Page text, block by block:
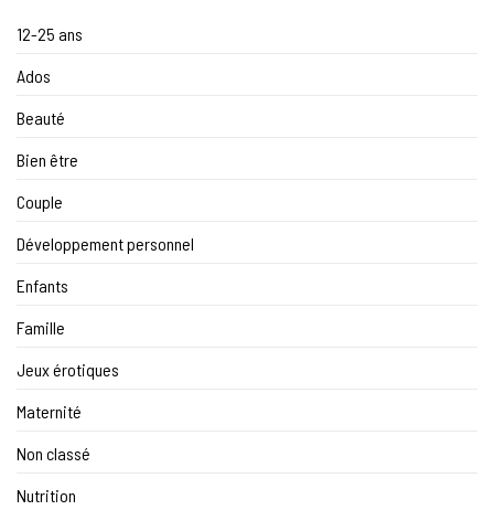
12-25 ans
Ados
Beauté
Bien être
Couple
Développement personnel
Enfants
Famille
Jeux érotiques
Maternité
Non classé
Nutrition